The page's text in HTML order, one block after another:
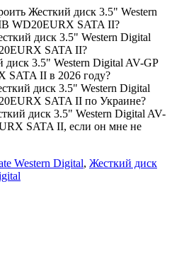
Жесткий диск 3.5" Western
WD20EURX SATA II?
диск 3.5" Western Digital
SATA II?
диск 3.5" Western Digital AV-GP
SATA II в 2026 году?
диск 3.5" Western Digital
SATA II по Украине?
диск 3.5" Western Digital AV-
SATA II, если он мне не
Western Digital, Жесткий диск